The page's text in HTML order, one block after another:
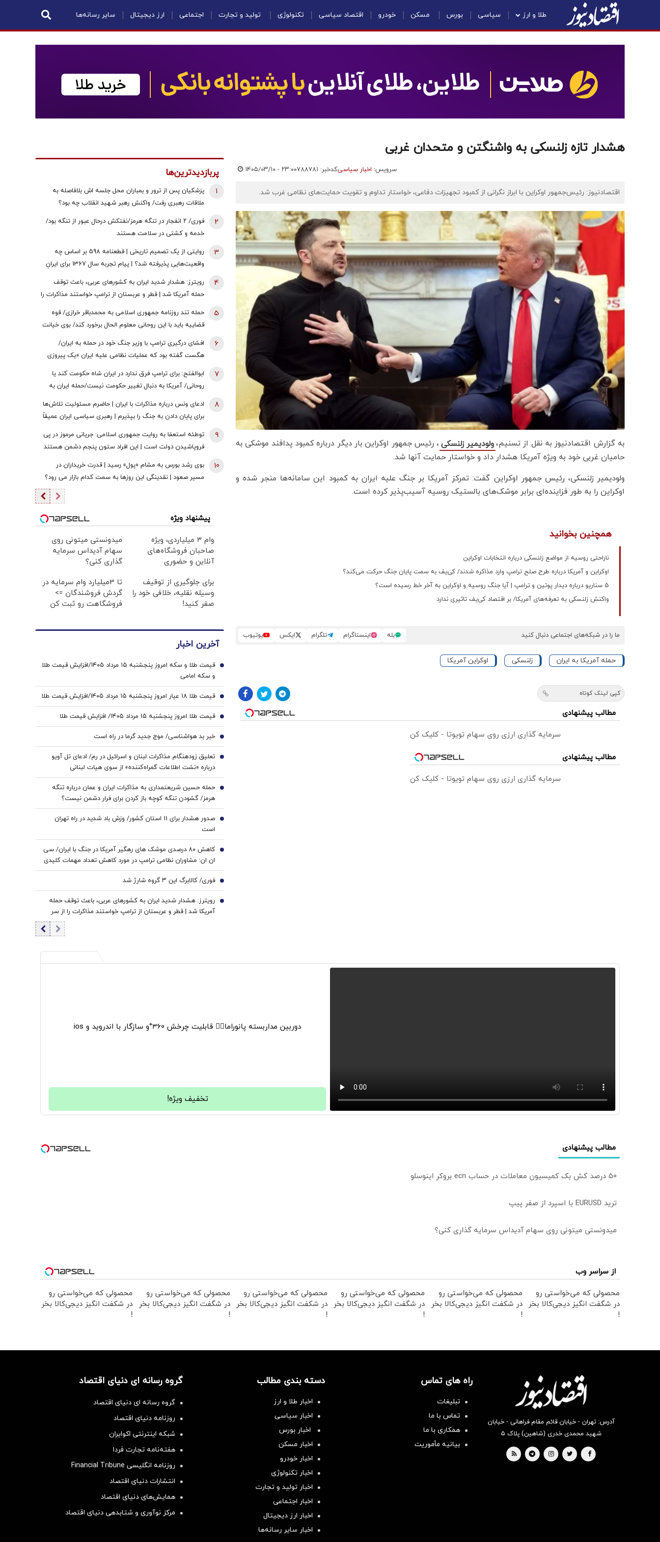
طلا و ارز سیاسی بورس مسکن خودرو اقتصاد سیاسی تکنولوژی تولید و تجارت اجتماعی ارز دیجیتال سایر رسانه‌ها
هشدار تازه زلنسکی به واشنگتن و متحدان غربی
سرویس: اخبار سیاسیکدخبر: ۷۸۸۷۸۱ ۱۴۰۵/۰۳/۱۰ - ۲۳:۰۰
اقتصادنیوز: رئیس‌جمهور اوکراین با ابراز نگرانی از کمبود تجهیزات دفاعی، خواستار تداوم و تقویت حمایت‌های نظامی غرب شد.
به گزارش اقتصادنیوز به نقل از تسنیم،ولودیمیر زلنسکی ، رئیس جمهور اوکراین بار دیگر درباره کمبود پدافند موشکی به
حامیان غربی خود به ویژه آمریکا هشدار داد و خواستار حمایت آنها شد.
ولودیمیر زلنسکی، رئیس جمهور اوکراین گفت: تمرکز آمریکا بر جنگ علیه ایران به کمبود این سامانه‌ها منجر شده و
اوکراین را به طور فزاینده‌ای برابر موشک‌های بالستیک روسیه آسیب‌پذیر کرده است.
همچنین بخوانید
ناراحتی روسیه از مواضع زلنسکی درباره انتخابات اوکراین
اوکراین و آمریکا درباره طرح صلح ترامپ وارد مذاکره شدند/ کی‌یف به سمت پایان جنگ حرکت می‌کند؟
5 سناریو درباره دیدار پوتین و ترامپ | آیا جنگ روسیه و اوکراین به آخر خط رسیده است؟
واکنش زلنسکی به تعرفه‌های آمریکا/ بر اقتصاد کی‌یف تاثیری ندارد
ما را در شبکه‌های اجتماعی دنبال کنید بله اینستاگرام تلگرام ایکس یوتیوب
حمله آمریکا به ایران زلنسکی اوکراین آمریکا
کپی لینک کوتاه
مطالب پیشنهادی
سرمایه گذاری ارزی روی سهام تویوتا - کلیک کن
مطالب پیشنهادی
سرمایه گذاری ارزی روی سهام تویوتا - کلیک کن
پربازدیدترین‌ها
پزشکیان پس از ترور و بمباران محل جلسه ‌اش بلافاصله به
ملاقات رهبری رفت/ واکنش رهبر شهید انقلاب چه بود؟
1
فوری/ ۲ انفجار در تنگه هرمز/نفتکش درحال عبور از تنگه بود/
خدمه و کشتی در سلامت هستند
2
روایتی از یک تصمیم تاریخی | قطعنامه 598 بر اساس چه
واقعیت‌هایی پذیرفته شد؟ | پیام تجربه سال 1367 برای ایرانِ
3
رویترز: هشدار شدید ایران به کشورهای عربی، باعث توقف
حمله آمریکا شد | قطر و عربستان از ترامپ خواستند مذاکرات را
گرفت اگر ...
4
حمله تند روزنامه جمهوری اسلامی به محمدباقر خرازی/ قوه
قضاییه باید با این روحانی معلوم الحال برخورد کند/ بوی خیانت
به مشام می‌رسد
5
افشای درگیری ترامپ با وزیر جنگ خود در حمله به ایران/
هگست گفته بود که عملیات نظامی علیه ایران «یک پیروزی‌
6
ابوالفتح: برای ترامپ فرق ندارد در ایران شاه حکومت کند یا
روحانی/ آمریکا به دنبال تغییر حکومت نیست/حمله ایران به
7
ادعای ونس درباره مذاکرات با ایران | حاضرم مسئولیت تلاش‌ها
برای پایان دادن به جنگ را بپذیرم | رهبری سیاسی ایران عمیقاً
8
توطئه استعفا به روایت جمهوری اسلامی: جریانی مرموز در پی
فروپاشیدن دولت است | این افراد ستون پنجم دشمن هستند
9
بوی رشد بورس به مشام «پول» رسید | قدرت خریداران در
مسیر صعود | نقدینگی این روزها به سمت کدام بازار می رود؟
10
پیشنهاد ویژه
وام ۳ میلیاردی، ویژه
صاحبان فروشگاه‌های
آنلاین و حضوری
میدونستی میتونی روی
سهام آدیداس سرمایه
گذاری کنی؟
برای جلوگیری از توقیف
وسیله نقلیه، خلافی خود را
صفر کنید!
تا 3میلیارد وام سرمایه در
گردش فروشندگان =>
فروشگاهت رو ثبت کن
آخرین اخبار
قیمت طلا و سکه امروز پنجشنبه ۱۵ مرداد ۱۴۰۵/افزایش قیمت طلا
و سکه امامی
1
قیمت طلا ۱۸ عیار امروز پنجشنبه ۱۵ مرداد ۱۴۰۵/افزایش قیمت طلا 2
قیمت طلا امروز پنجشنبه ۱۵ مرداد ۱۴۰۵/ افزایش قیمت طلا 3
خبر بد هواشناسی/ موج جدید گرما در راه است 4
تعلیق زودهنگام مذاکرات لبنان و اسرائیل در رم/ ادعای تل آویو
درباره «نشت اطلاعات گمراه‌کننده» از سوی هیات لبنانی
5
حمله حسین شریعتمداری به مذاکرات ایران و عمان درباره تنگه
هرمز/ گشودن تنگه کوچه باز ‌کردن برای فرار دشمن نیست؟
6
صدور هشدار برای 11 استان کشور/ وزش باد شدید در راه تهران
است
7
کاهش ۸۰ درصدی موشک های رهگیر آمریکا در جنگ با ایران/ سی
ان ان: مشاوران نظامی ترامپ در مورد کاهش تعداد مهمات کلیدی
هشدار دادند
8
فوری/ کالابرگ این ۳ گروه شارژ شد 9
رویترز: هشدار شدید ایران به کشورهای عربی، باعث توقف حمله
آمریکا شد | قطر و عربستان از ترامپ خواستند مذاکرات را از سر
بگیرد | زیرساخت‌های حیاتی انرژی هدف قرار خواهند گرفت اگر ...
10
دوربین مداربسته پانوراما👈🏻 قابلیت چرخش 360°و سازگار با اندروید و ios
تخفیف ویژه!
مطالب پیشنهادی
۵۰ درصد کش بک کمیسیون معاملات در حساب ecn بروکر اینوسلو
ترید EURUSD با اسپرد از صفر پیپ
میدونستی میتونی روی سهام آدیداس سرمایه گذاری کنی؟
از سراسر وب
محصولی که می‌خواستی رو
در شگفت انگیز دیجی‌کالا بخر
!
محصولی که می‌خواستی رو
در شکفت انگیز دیجی‌کالا بخر
!
محصولی که می‌خواستی رو
در شگفت انگیز دیجی‌کالا بخر
!
محصولی که می‌خواستی رو
در شکفت انگیز دیجی‌کالا بخر
!
محصولی که می‌خواستی رو
در شگفت انگیز دیجی‌کالا بخر
!
محصولی که می‌خواستی رو
در شکفت انگیز دیجی‌کالا بخر
!
آدرس: تهران - خیابان قائم مقام فراهانی - خیابان
شهید محمدی خدری (شاهین) پلاک ۵
راه های تماس
تبلیغات
تماس با ما
همکاری با ما
بیانیه مأموریت
دسته بندی مطالب
اخبار طلا و ارز
اخبار سیاسی
اخبار بورس
اخبار مسکن
اخبار خودرو
اخبار تکنولوژی
اخبار تولید و تجارت
اخبار اجتماعی
اخبار ارز دیجیتال
اخبار سایر رسانه‌‌ها
گروه رسانه ای دنیای اقتصاد
گروه رسانه ای دنیای اقتصاد
روزنامه دنیای اقتصاد
شبکه اینترنتی اکوایران
هفته‌نامه تجارت فردا
روزنامه انگلیسی Financial Tribune
انتشارات دنیای اقتصاد
همایش‌های دنیای اقتصاد
مرکز نوآوری و شتابدهی دنیای اقتصاد